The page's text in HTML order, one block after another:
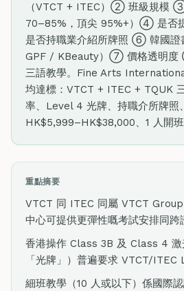
（VTCT + ITEC）② 班級規模
70–85%，頂尖 95%+）④ 是
是否持職業介紹所牌照 ⑥ 韓國證
GPF / KBeauty）⑦ 價格透明
三語教學。Fine Arts
均達標：VTCT + ITEC + TQUK
率、Level 4 光牌、持職介所牌照
HK$5,999–HK$38,000、1 人開班
重點摘要
VTCT 同 ITEC 同屬 VTCT
中心可提供更彈性嘅考試安排同跨
香港操作 Class 3B 及 Class 4
「光牌」）普遍要求 VTCT/ITEC
細班教學（10 人或以下）係國際